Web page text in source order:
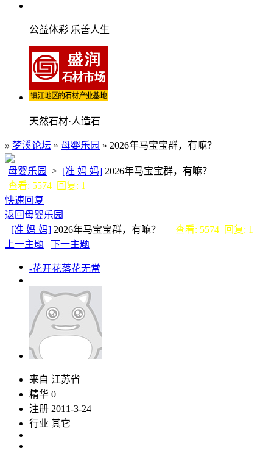
公益体彩 乐善人生
天然石材·人造石
» 梦溪论坛 » 母婴乐园 » 2026年马宝宝群，有嘛？
母婴乐园 > [准 妈 妈] 2026年马宝宝群，有嘛？
查看: 5574 回复: 1
快速回复
返回母婴乐园
[准 妈 妈] 2026年马宝宝群，有嘛？ 查看: 5574 回复: 1
上一主题 | 下一主题
-花开花落花无常
来自 江苏省
精华 0
注册 2011-3-24
行业 其它